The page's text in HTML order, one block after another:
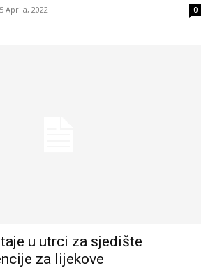
Aprila, 2022 0
u utrci za sjedište
za lijekove